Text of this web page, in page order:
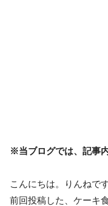
※当ブログでは、記事
こんにちは。りんねです
前回投稿した、ケーキ